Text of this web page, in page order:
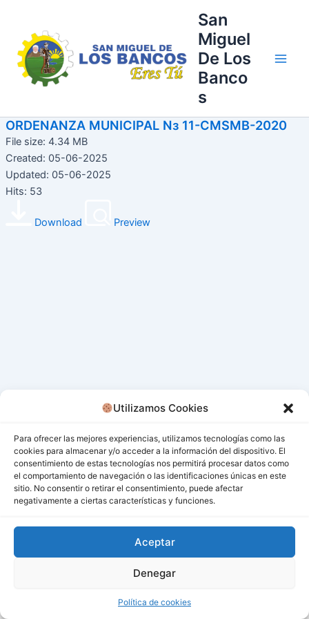
Utilizamos Cookies
Para ofrecer las mejores experiencias, utilizamos tecnologías como las
cookies para almacenar y/o acceder a la información del dispositivo. El
consentimiento de estas tecnologías nos permitirá procesar datos como
el comportamiento de navegación o las identificaciones únicas en este
sitio. No consentir o retirar el consentimiento, puede afectar
negativamente a ciertas características y funciones.
Aceptar
Denegar
Política de cookies
contenido
San
Miguel
De Los
Banco
s
ORDENANZA MUNICIPAL Nз 11-CMSMB-2020
File size: 4.34 MB
Created: 05-06-2025
Updated: 05-06-2025
Hits: 53
Download Preview
Todos los derechos © 2026 San Miguel De Los Bancos |